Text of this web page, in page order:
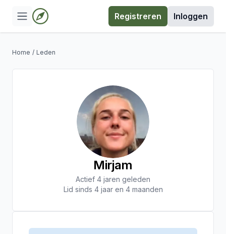
Registreren Inloggen
Home / Leden
Mirjam
Actief 4 jaren geleden
Lid sinds 4 jaar en 4 maanden